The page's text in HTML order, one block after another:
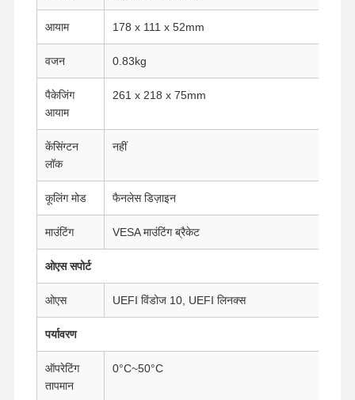
ऑफिस मिनी पीसी
औद्योगिक मदरबोर्ड
फ़ायरवॉल मदरबोर्ड
आयाम 178 x 111 x 52mm
वजन 0.83kg
पैकेजिंग
आयाम
261 x 218 x 75mm
केंसिंग्टन
लॉक
नहीं
कूलिंग मोड फैनलेस डिज़ाइन
माउंटिंग VESA माउंटिंग ब्रैकेट
ओएस सपोर्ट
ओएस UEFI विंडोज 10, UEFI लिनक्स
पर्यावरण
ऑपरेटिंग
तापमान
0°C~50°C